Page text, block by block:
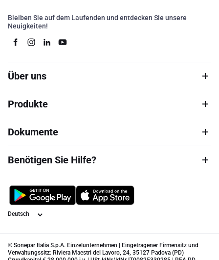
Bleiben Sie auf dem Laufenden und entdecken Sie unsere
Neuigkeiten!
Über uns
Produkte
Dokumente
Benötigen Sie Hilfe?
Sprache
© Sonepar Italia S.p.A. Einzelunternehmen | Eingetragener Firmensitz und
Verwaltungssitz: Riviera Maestri del Lavoro, 24, 35127 Padova (PD) |